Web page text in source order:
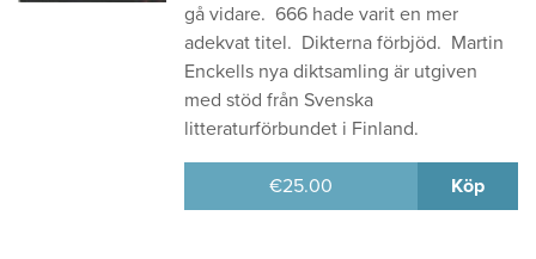
gå vidare. 666 hade varit en mer
adekvat titel. Dikterna förbjöd. Martin
Enckells nya diktsamling är utgiven
med stöd från Svenska
litteraturförbundet i Finland.
€25.00 Köp